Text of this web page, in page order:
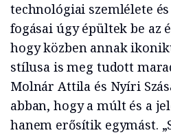
technológiai szemlélete
fogásai úgy épültek be az
hogy közben annak
stílusa is meg tudott
Molnár Attila és Nyíri
abban, hogy a múlt és a
hanem erősítik egymást.